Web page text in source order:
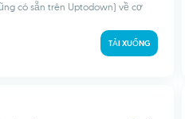
có sẵn trên Uptodown) về cơ
TẢI XUỐNG